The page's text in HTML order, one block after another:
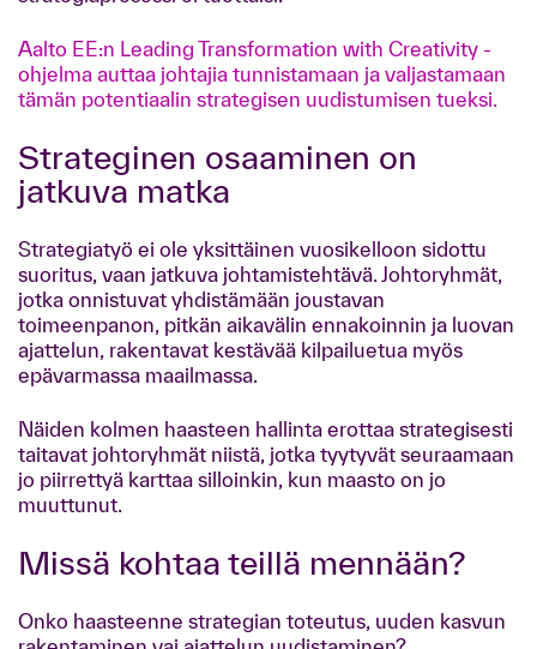
Aalto EE:n Leading Transformation with Creativity -
ohjelma auttaa johtajia tunnistamaan ja valjastamaan
tämän potentiaalin strategisen uudistumisen tueksi.
Strateginen osaaminen on
jatkuva matka
Strategiatyö ei ole yksittäinen vuosikelloon sidottu
suoritus, vaan jatkuva johtamistehtävä. Johtoryhmät,
jotka onnistuvat yhdistämään joustavan
toimeenpanon, pitkän aikavälin ennakoinnin ja luovan
ajattelun, rakentavat kestävää kilpailuetua myös
epävarmassa maailmassa.
Näiden kolmen haasteen hallinta erottaa strategisesti
taitavat johtoryhmät niistä, jotka tyytyvät seuraamaan
jo piirrettyä karttaa silloinkin, kun maasto on jo
muuttunut.
Missä kohtaa teillä mennään?
Onko haasteenne strategian toteutus, uuden kasvun